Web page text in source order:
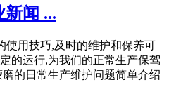
闻 ...
使用技巧,及时的维护和保养可
的运行,为我们的正常生产保驾
的日常生产维护问题简单介绍